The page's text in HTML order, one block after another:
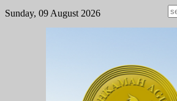
Sunday, 09 August 2026